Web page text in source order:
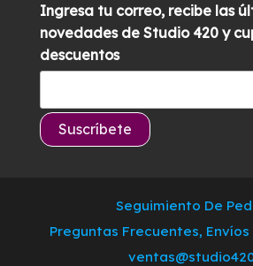
Ingresa tu correo, recibe las
novedades de Studio 420 y
descuentos
Seguimiento De
Preguntas Frecuentes,